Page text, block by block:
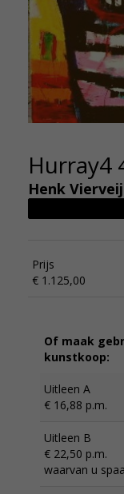
Hurray4
Henk
Prijs
€ 1.125,00
Of maak
kunstkoop:
Uitleen A
€ 16,88 p.m.
Uitleen B
€ 22,50 p.m.
waarvan u